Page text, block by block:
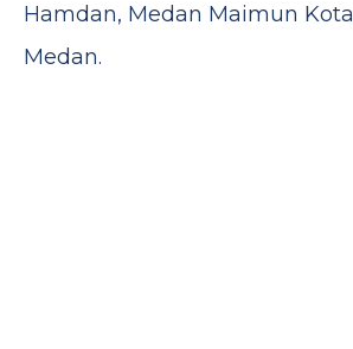
Hamdan, Medan Maimun Kota
Medan.